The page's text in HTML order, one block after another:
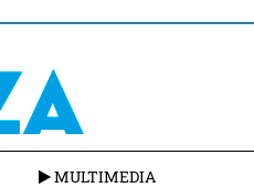
MULTIMEDIA